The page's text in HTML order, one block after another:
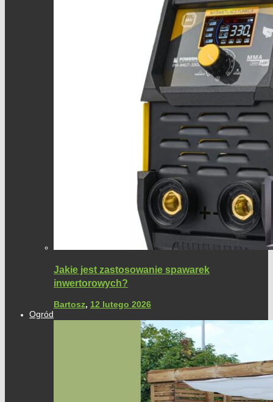
Jakie jest zastosowanie spawarek
inwertorowych?
Bartosz, 12 lutego 2026
Ogród